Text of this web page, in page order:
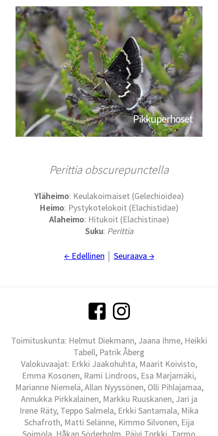
Pikkuperhoset
Perittia obscurepunctella
Yläheimo: Keulakoimaiset (Gelechioidea)
Heimo: Pystykotelokoit (Elachistidae)
Alaheimo: Hitukoit (Elachistinae)
Suku: Perittia
← Edellinen Seuraava →
Toimituskunta: Helmut Diekmann, Jaana Ihme, Heikki
Tabell, Patrik Åberg
Valokuvaajat: Erkki Jaakohuhta, Maarit Koivisto,
Emma Kosonen, Rami Lindroos, Esa Marjamäki,
Marianne Niemelä, Allan Nyyssönen, Olli Pihlajamaa,
Annukka Pirkkalainen, Markku Ruuskanen, Jari ja
Irene Räty, Teppo Salmela, Erkki Santamala, Mika
Schafroth, Matti Selänne, Kimmo Silvonen, Eija